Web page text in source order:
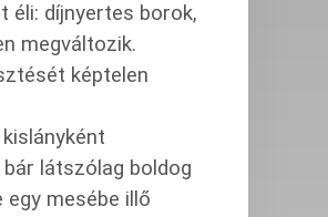
éli: díjnyertes borok,
megváltozik.
képtelen
látszólag boldog
mesébe illő